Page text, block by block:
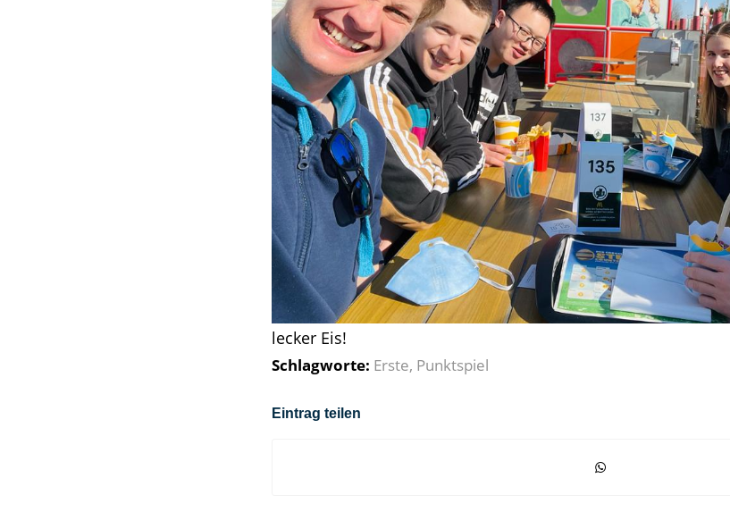
lecker Eis!
Schlagworte: Erste, Punktspiel
Eintrag teilen